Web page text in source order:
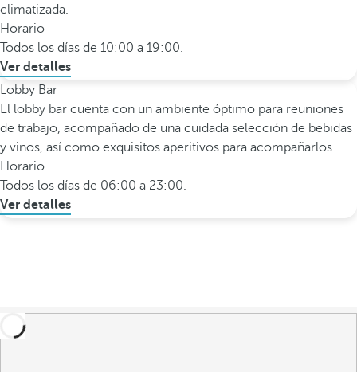
climatizada.
Horario
Todos los días de 10:00 a 19:00.
Ver detalles
Lobby Bar
El lobby bar cuenta con un ambiente óptimo para reuniones
de trabajo, acompañado de una cuidada selección de bebidas
y vinos, así como exquisitos aperitivos para acompañarlos.
Horario
Todos los días de 06:00 a 23:00.
Ver detalles